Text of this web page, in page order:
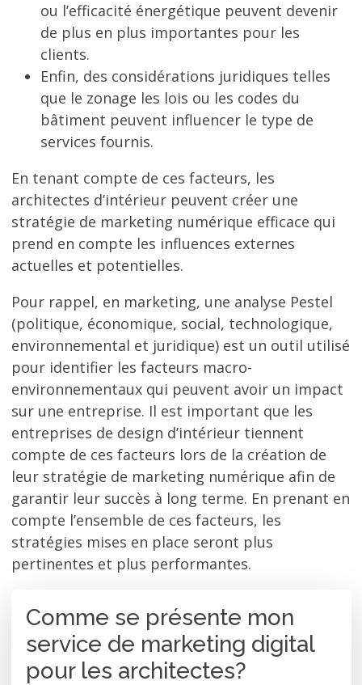
ou l’efficacité énergétique peuvent devenir
de plus en plus importantes pour les
clients.
Enfin, des considérations juridiques telles
que le zonage les lois ou les codes du
bâtiment peuvent influencer le type de
services fournis.
En tenant compte de ces facteurs, les
architectes d’intérieur peuvent créer une
stratégie de marketing numérique efficace qui
prend en compte les influences externes
actuelles et potentielles.
Pour rappel, en marketing, une analyse Pestel
(politique, économique, social, technologique,
environnemental et juridique) est un outil utilisé
pour identifier les facteurs macro-
environnementaux qui peuvent avoir un impact
sur une entreprise. Il est important que les
entreprises de design d’intérieur tiennent
compte de ces facteurs lors de la création de
leur stratégie de marketing numérique afin de
garantir leur succès à long terme. En prenant en
compte l’ensemble de ces facteurs, les
stratégies mises en place seront plus
pertinentes et plus performantes.
Comme se présente mon
service de marketing digital
pour les architectes?